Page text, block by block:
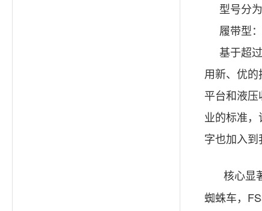
型号分为
履带型：
基于超过
用新、优
平台和液
业的标准
字也加入到
核心显
蜘蛛车，